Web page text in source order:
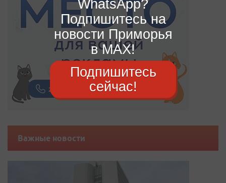
Важные новости
WhatsApp?
Подпишитесь на
новости Приморья
в MAX!
Подпишитесь
сейчас!